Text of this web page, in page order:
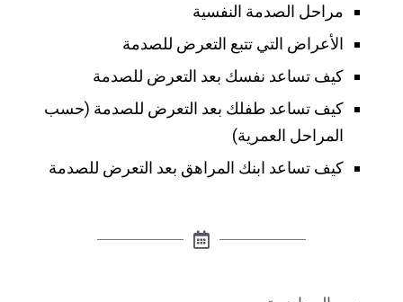
مراحل الصدمة النفسية
الأعراض التي تتبع التعرض للصدمة
كيف تساعد نفسك بعد التعرض للصدمة
كيف تساعد طفلك بعد التعرض للصدمة (حسب
المراحل العمرية)
كيف تساعد ابنك المراهق بعد التعرض للصدمة